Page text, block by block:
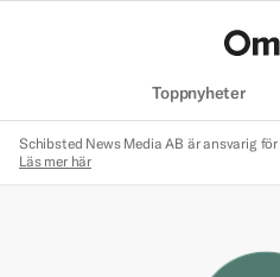
Toppnyheter
Schibsted News Media AB är ansvarig
Läs mer här